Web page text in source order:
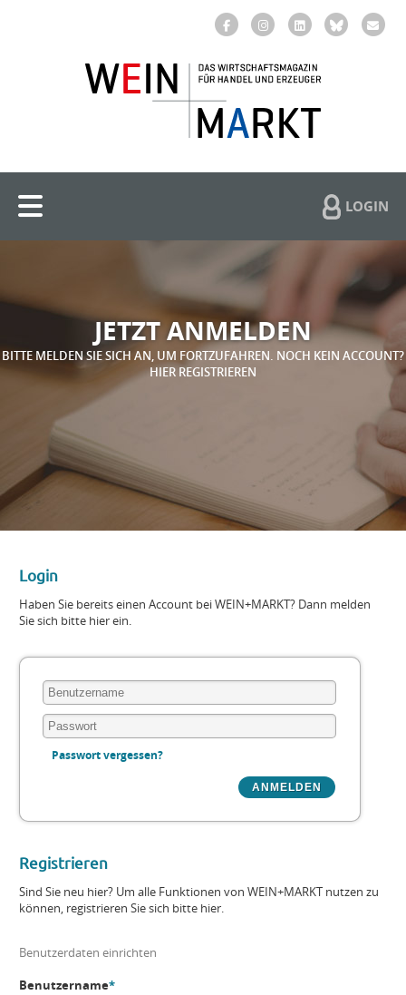
LOGIN
JETZT ANMELDEN
BITTE MELDEN SIE SICH AN, UM FORTZUFAHREN. NOCH KEIN ACCOUNT?
HIER REGISTRIEREN
Login
Haben Sie bereits einen Account bei WEIN+MARKT? Dann melden
Sie sich bitte hier ein.
Passwort vergessen?
Registrieren
Sind Sie neu hier? Um alle Funktionen von WEIN+MARKT nutzen zu
können, registrieren Sie sich bitte hier.
Benutzerdaten einrichten
Benutzername*